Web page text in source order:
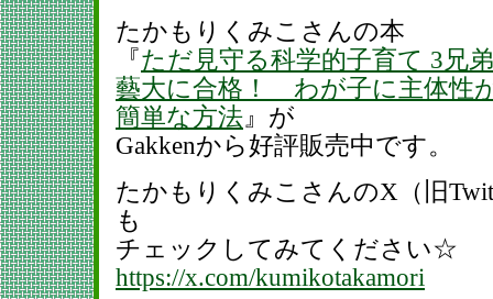
たかもりくみこさんの本
『ただ見守る科学的子育て 3兄
藝大に合格！ わが子に主体性
簡単な方法』が
Gakkenから好評販売中です。
たかもりくみこさんのX（旧
も
チェックしてみてください☆
https://x.com/kumikotakamori